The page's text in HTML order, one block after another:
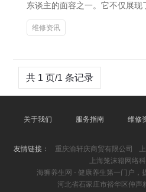
东谈主的面容之一。它不仅展现
维修资讯
共 1 页/1 条记录
关于我们 服务指南 维修
友情链接： 重庆渝轩庆商贸有限公司
上海笼沫籍网络
海狮养生网 - 健康养生第一门户，
河北省石家庄市裕华区仲声